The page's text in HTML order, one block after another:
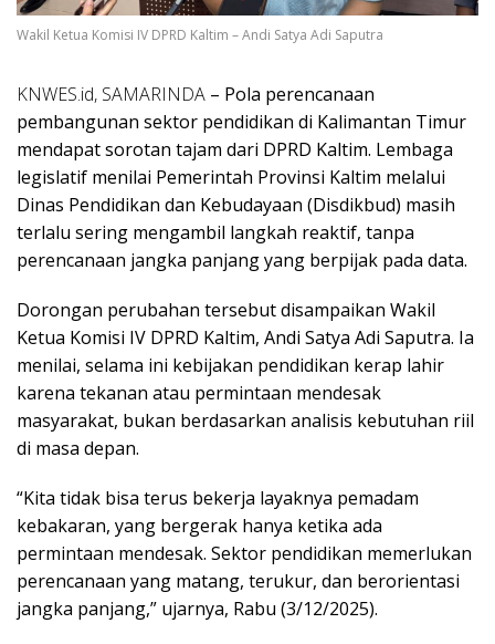
Wakil Ketua Komisi IV DPRD Kaltim – Andi Satya Adi Saputra
KNWES.id, SAMARINDA – Pola perencanaan
pembangunan sektor pendidikan di Kalimantan Timur
mendapat sorotan tajam dari DPRD Kaltim. Lembaga
legislatif menilai Pemerintah Provinsi Kaltim melalui
Dinas Pendidikan dan Kebudayaan (Disdikbud) masih
terlalu sering mengambil langkah reaktif, tanpa
perencanaan jangka panjang yang berpijak pada data.
Dorongan perubahan tersebut disampaikan Wakil
Ketua Komisi IV DPRD Kaltim, Andi Satya Adi Saputra. Ia
menilai, selama ini kebijakan pendidikan kerap lahir
karena tekanan atau permintaan mendesak
masyarakat, bukan berdasarkan analisis kebutuhan riil
di masa depan.
“Kita tidak bisa terus bekerja layaknya pemadam
kebakaran, yang bergerak hanya ketika ada
permintaan mendesak. Sektor pendidikan memerlukan
perencanaan yang matang, terukur, dan berorientasi
jangka panjang,” ujarnya, Rabu (3/12/2025).